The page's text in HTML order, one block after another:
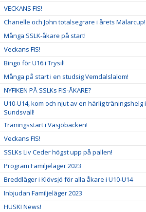
VECKANS FIS!
Chanelle och John totalsegrare i årets Mälarcup!
Många SSLK-åkare på start!
Veckans FIS!
Bingo för U16 i Trysil!
Många på start i en studsig Vemdalslalom!
NYFIKEN PÅ SSLKs FIS-ÅKARE?
U10-U14, kom och njut av en härlig träningshelg i
Sundsvall!
Träningsstart i Väsjöbacken!
Veckans FIS!
SSLKs Liv Ceder högst upp på pallen!
Program Familjeläger 2023
Breddläger i Klövsjö för alla åkare i U10-U14
Inbjudan Familjeläger 2023
HUSKI News!